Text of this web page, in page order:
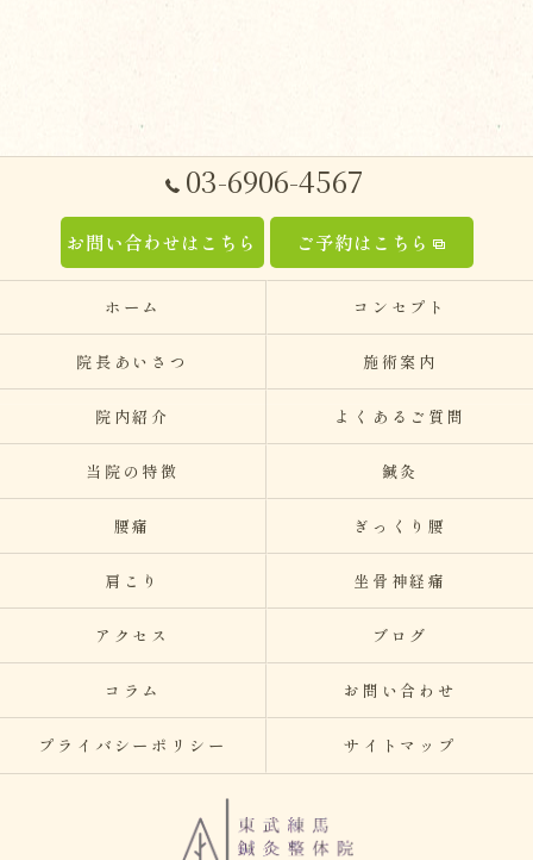
03-6906-4567
お問い合わせはこちら ご予約はこちら
ホーム コンセプト
院長あいさつ 施術案内
院内紹介 よくあるご質問
当院の特徴 鍼灸
腰痛 ぎっくり腰
肩こり 坐骨神経痛
アクセス ブログ
コラム お問い合わせ
プライバシーポリシー サイトマップ